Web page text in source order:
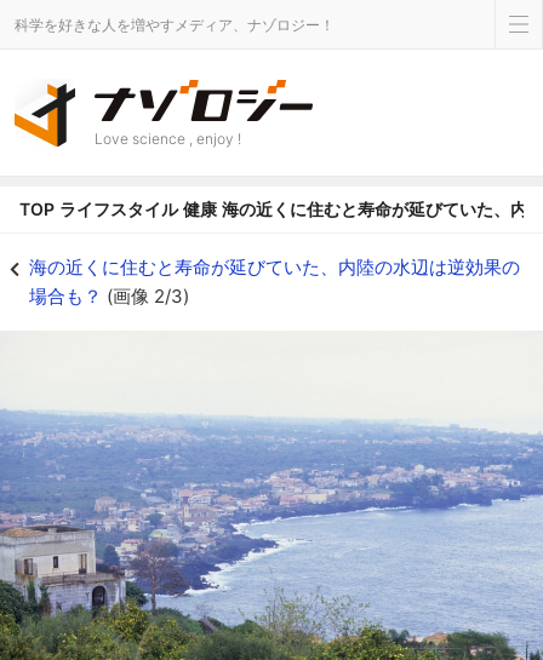
科学を好きな人を増やすメディア、ナゾロジー！
Love science , enjoy !
TOP ライフスタイル 健康 海の近くに住むと寿命が延びていた、内
海の近くに住むと寿命が延びていた、内陸の水辺は逆効果の
場合も？ (画像 2/3)